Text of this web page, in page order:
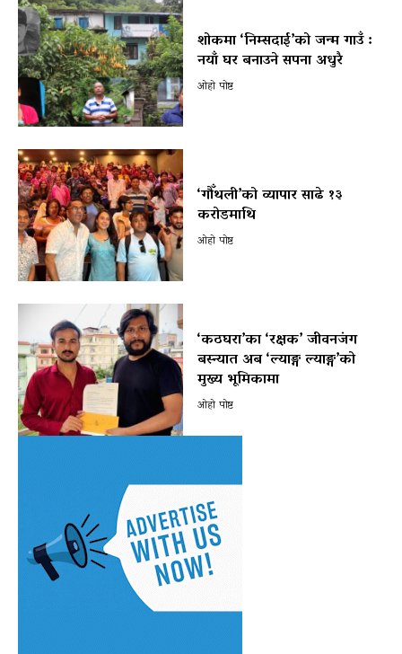
शोकमा ‘निम्सदाई’को जन्म गाउँ :
नयाँ घर बनाउने सपना अधुरै
ओहो पोष्ट
‘गौँथली’को व्यापार साढे १३
करोडमाथि
ओहो पोष्ट
‘कठघरा’का ‘रक्षक’ जीवनजंग
बस्न्यात अब ‘ल्याङ्ग ल्याङ्ग’को
मुख्य भूमिकामा
ओहो पोष्ट